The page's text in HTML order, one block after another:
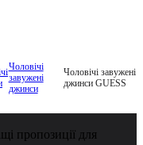
Чоловічі
завужені
джинси
Чоловічі завужені
джинси GUESS
пропозиції для